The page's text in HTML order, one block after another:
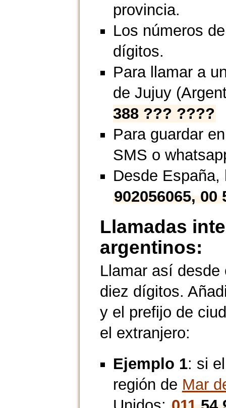
provincia.
Los números
dígitos.
Para llamar a
de Jujuy
388 ??? ????
Para guardar
SMS o
Desde
902056065,
Llamadas
argentinos:
Llamar así
diez dígitos.
y el prefijo de
el extranjero:
Ejemplo 1: si
región de Mar